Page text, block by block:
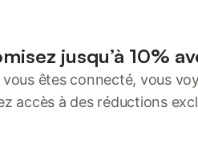
jusqu’à 10%
vous êtes connecté, vous
accès à des réductions